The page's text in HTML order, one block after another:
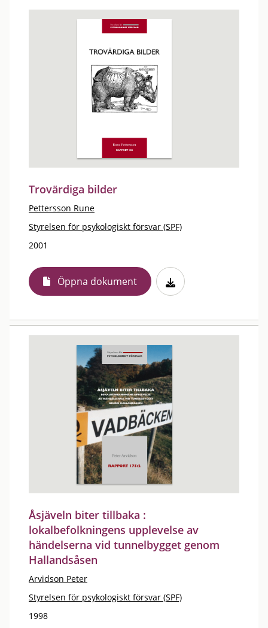
Trovärdiga bilder
Pettersson Rune
Styrelsen för psykologiskt försvar (SPF)
2001
Öppna dokument
Åsjäveln biter tillbaka :
lokalbefolkningens upplevelse av
händelserna vid tunnelbygget genom
Hallandsåsen
Arvidson Peter
Styrelsen för psykologiskt försvar (SPF)
1998